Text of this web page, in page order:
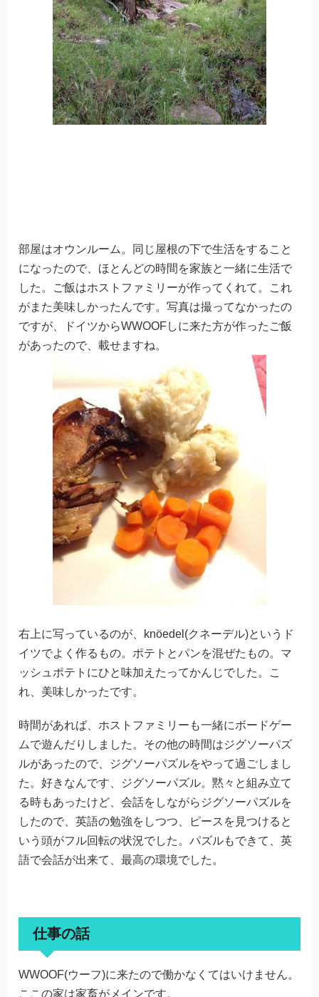
部屋はオウンルーム。同じ屋根の下で生活をすること
になったので、ほとんどの時間を家族と一緒に生活で
した。ご飯はホストファミリーが作ってくれて。これ
がまた美味しかったんです。写真は撮ってなかったの
ですが、ドイツからWWOOFしに来た方が作ったご飯
があったので、載せますね。
右上に写っているのが、knöedel(クネーデル)というド
イツでよく作るもの。ポテトとパンを混ぜたもの。マ
ッシュポテトにひと味加えたってかんじでした。こ
れ、美味しかったです。
時間があれば、ホストファミリーも一緒にボードゲー
ムで遊んだりしました。その他の時間はジグソーパズ
ルがあったので、ジグソーパズルをやって過ごしまし
た。好きなんです、ジグソーパズル。黙々と組み立て
る時もあったけど、会話をしながらジグソーパズルを
したので、英語の勉強をしつつ、ピースを見つけると
いう頭がフル回転の状況でした。パズルもできて、英
語で会話が出来て、最高の環境でした。
仕事の話
WWOOF(ウーフ)に来たので働かなくてはいけません。
ここの家は家畜がメインです。